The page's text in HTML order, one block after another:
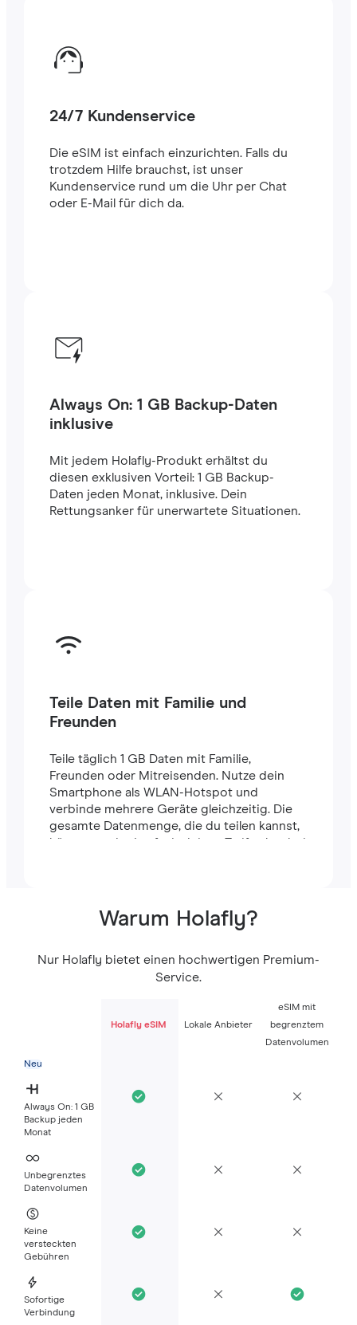
24/7 Kundenservice
Die eSIM ist einfach einzurichten. Falls du
trotzdem Hilfe brauchst, ist unser
Kundenservice rund um die Uhr per Chat
oder E-Mail für dich da.
Always On: 1 GB Backup-Daten
inklusive
Mit jedem Holafly-Produkt erhältst du
diesen exklusiven Vorteil: 1 GB Backup-
Daten jeden Monat, inklusive. Dein
Rettungsanker für unerwartete Situationen.
Teile Daten mit Familie und
Freunden
Teile täglich 1 GB Daten mit Familie,
Freunden oder Mitreisenden. Nutze dein
Smartphone als WLAN-Hotspot und
verbinde mehrere Geräte gleichzeitig. Die
gesamte Datenmenge, die du teilen kannst,
hängt von der Laufzeit deines Tarifs ab – bei
Warum Holafly?
Nur Holafly bietet einen hochwertigen Premium-
Service.
Holafly eSIM Lokale Anbieter
eSIM mit
begrenztem
Datenvolumen
Neu
Always On: 1 GB
Backup jeden
Monat
Unbegrenztes
Datenvolumen
Keine
versteckten
Gebühren
Sofortige
Verbindung